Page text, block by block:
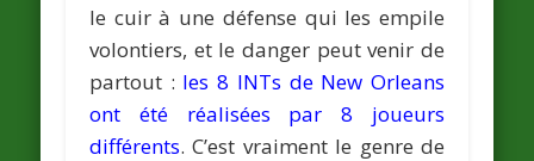
le cuir à une défense qui les empile
volontiers, et le danger peut venir de
partout : les 8 INTs de New Orleans
ont été réalisées par 8 joueurs
différents. C’est vraiment le genre de